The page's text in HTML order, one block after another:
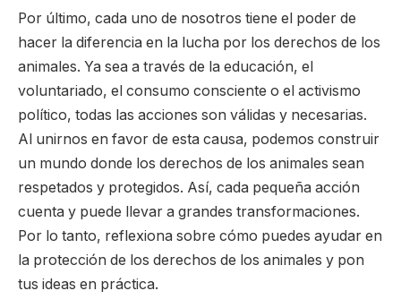
Por último, cada uno de nosotros tiene el poder de
hacer la diferencia en la lucha por los derechos de los
animales. Ya sea a través de la educación, el
voluntariado, el consumo consciente o el activismo
político, todas las acciones son válidas y necesarias.
Al unirnos en favor de esta causa, podemos construir
un mundo donde los derechos de los animales sean
respetados y protegidos. Así, cada pequeña acción
cuenta y puede llevar a grandes transformaciones.
Por lo tanto, reflexiona sobre cómo puedes ayudar en
la protección de los derechos de los animales y pon
tus ideas en práctica.